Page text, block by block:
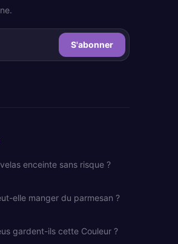
S'abonner
enceinte sans risque ?
elle manger du parmesan ?
gardent-ils cette Couleur ?